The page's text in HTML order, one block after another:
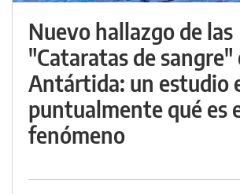
Nuevo hallazgo de las
"Cataratas de sangre"
Antártida: un estudio
puntualmente qué es
fenómeno